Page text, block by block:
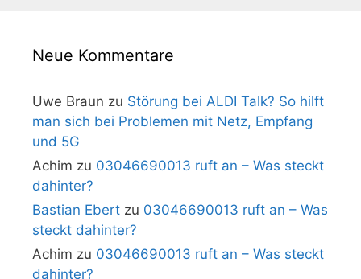
Neue Kommentare
Uwe Braun zu Störung bei ALDI Talk? So hilft
man sich bei Problemen mit Netz, Empfang
und 5G
Achim zu 03046690013 ruft an – Was steckt
dahinter?
Bastian Ebert zu 03046690013 ruft an – Was
steckt dahinter?
Achim zu 03046690013 ruft an – Was steckt
dahinter?